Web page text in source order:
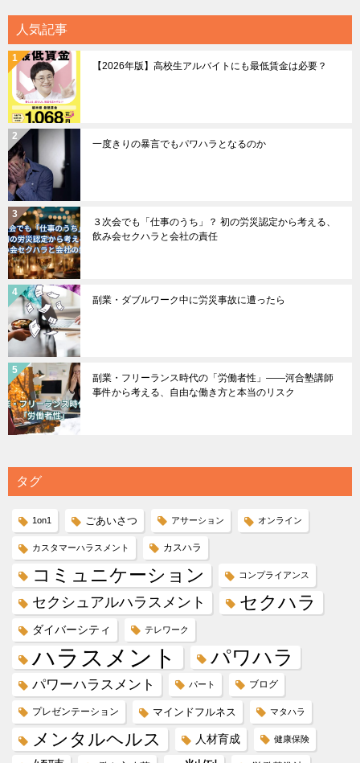
人気記事
【2026年版】高校生アルバイトにも最低賃金は必要？
一度きりの暴言でもパワハラとなるのか
３次会でも「仕事のうち」？ 初の労災認定から考える、
飲み会セクハラと会社の責任
副業・ダブルワーク中に労災事故に遭ったら
副業・フリーランス時代の「労働者性」――河合塾講師
事件から考える、自由な働き方と本当のリスク
タグ
1on1 ごあいさつ アサーション オンライン
カスタマーハラスメント カスハラ
コミュニケーション コンプライアンス
セクシュアルハラスメント セクハラ
ダイバーシティ テレワーク
ハラスメント パワハラ
パワーハラスメント パート ブログ
プレゼンテーション マインドフルネス マタハラ
メンタルヘルス 人材育成 健康保険